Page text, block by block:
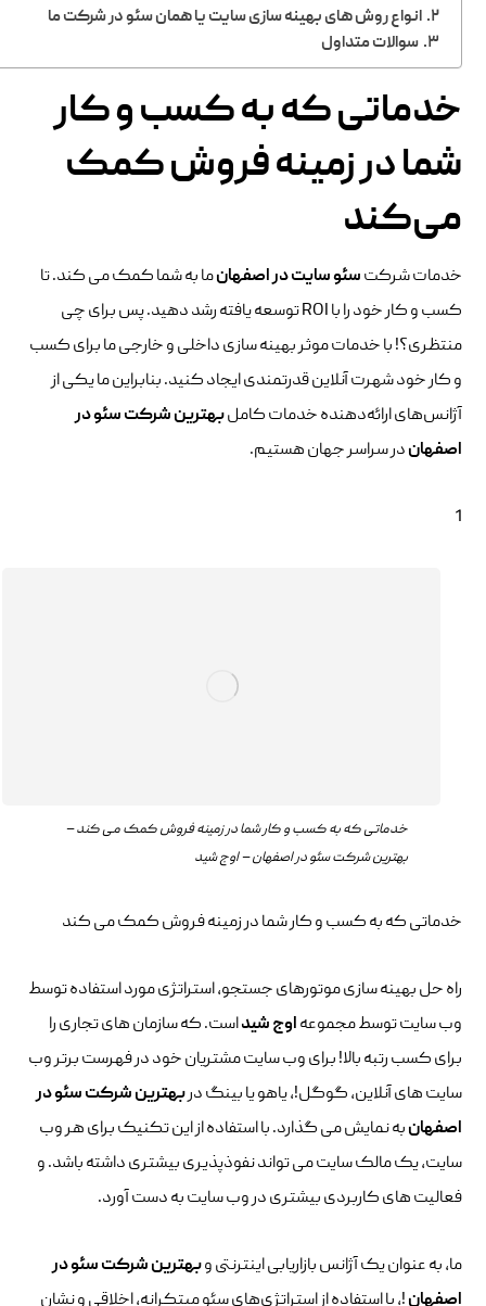
انواع روش های بهینه سازی سایت یا همان سئو در شرکت ما
سوالات متداول
خدماتی که به کسب و کار
شما در زمینه فروش کمک
می‌کند
خدمات شرکتسئو سایت در اصفهانما به شما کمک می کند. تا
کسب و کار خود را با ROI توسعه یافته رشد دهید. پس برای چی
منتظری؟! با خدمات موثر بهینه سازی داخلی و خارجی ما برای کسب
و کار خود شهرت آنلاین قدرتمندی ایجاد کنید. بنابراین ما یکی از
آژانس‌های ارائه‌دهنده خدمات کاملبهترین شرکت سئو در
اصفهاندر سراسر جهان هستیم.
1
خدماتی که به کسب و کار شما در زمینه فروش کمک می کند –
بهترین شرکت سئو در اصفهان – اوج شید
خدماتی که به کسب و کار شما در زمینه فروش کمک می کند
راه حل بهینه سازی موتورهای جستجو، استراتژی مورد استفاده توسط
وب سایت توسط مجموعهاوج شیداست. که سازمان های تجاری را
برای کسب رتبه بالا! برای وب سایت مشتریان خود در فهرست برتر وب
سایت های آنلاین، گوگل!، یاهو یا بینگ دربهترین شرکت سئو در
اصفهانبه نمایش می گذارد. با استفاده از این تکنیک برای هر وب
سایت، یک مالک سایت می تواند نفوذپذیری بیشتری داشته باشد. و
فعالیت های کاربردی بیشتری در وب سایت به دست آورد.
ما، به عنوان یک آژانس بازاریابی اینترنتی وبهترین شرکت سئو در
اصفهان!، با استفاده از استراتژی‌های سئو مبتکرانه، اخلاقی و نشان